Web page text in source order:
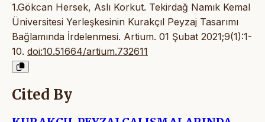
1.Gökcan Hersek, Aslı Korkut. Tekirdağ Namık Kemal
Üniversitesi Yerleşkesinin Kurakçıl Peyzaj Tasarımı
Bağlamında İrdelenmesi. Artium. 01 Şubat 2021;9(1):1-
10. doi:10.51664/artium.732611
Cited By